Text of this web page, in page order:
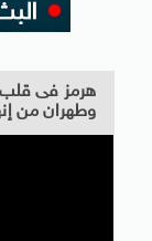
هرمز فى
وطهران من